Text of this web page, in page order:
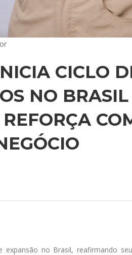
CICLO
NO
no Brasil, reafirmando